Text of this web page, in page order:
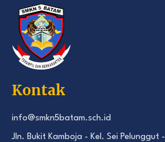
Kontak
info@smkn5batam.sch.id
Jln. Bukit Kamboja - Kel. Sei Pelunggut